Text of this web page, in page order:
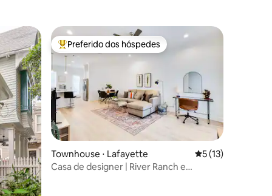
hóspedes Entre os melhores preferidos dos hóspedes
Preferido dos hóspedes
Townhouse ⋅ Lafayette 5 de uma
5 (13)
Casa de designer | River Ranch e